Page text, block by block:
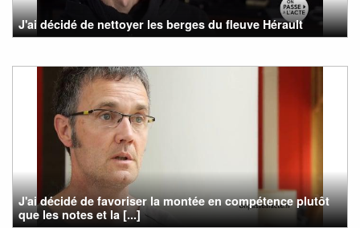
J'ai décidé de nettoyer les berges du fleuve Hérault
J'ai décidé de favoriser la montée en compétence plutôt
que les notes et la [...]